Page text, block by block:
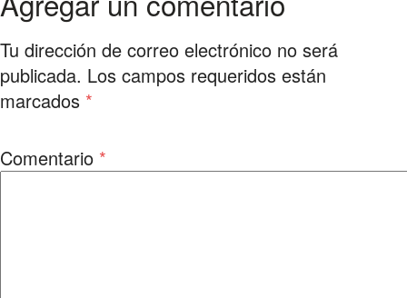
Tu dirección de correo electrónico no será
publicada. Los campos requeridos están
marcados *
Comentario *